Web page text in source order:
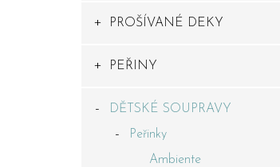
PROŠÍVANÉ DEKY
PEŘINY
DĚTSKÉ SOUPRAVY
Peřinky
Ambiente